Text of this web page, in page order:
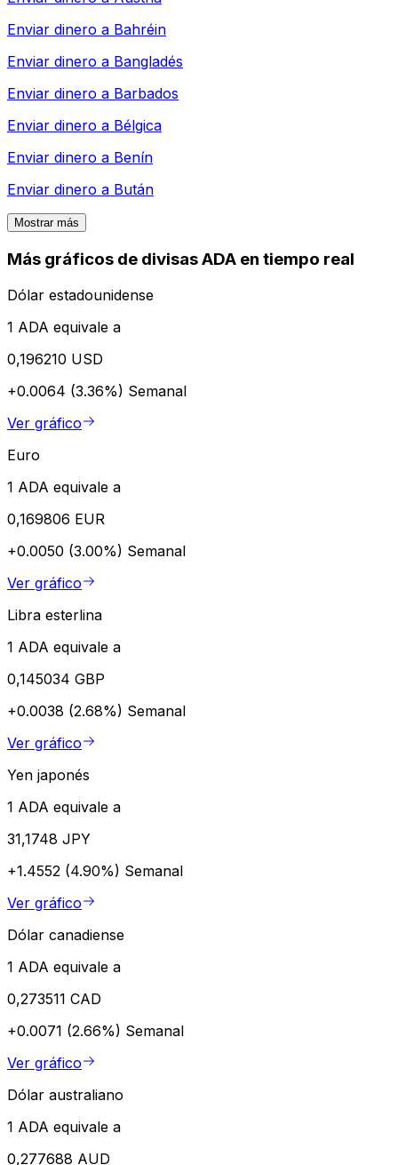
Enviar dinero a Bahréin
Enviar dinero a Bangladés
Enviar dinero a Barbados
Enviar dinero a Bélgica
Enviar dinero a Benín
Enviar dinero a Bután
Mostrar más
Más gráficos de divisas ADA en tiempo real
Dólar estadounidense
1 ADA equivale a
0,196210 USD
+0.0064 (3.36%) Semanal
Ver gráfico
Euro
1 ADA equivale a
0,169806 EUR
+0.0050 (3.00%) Semanal
Ver gráfico
Libra esterlina
1 ADA equivale a
0,145034 GBP
+0.0038 (2.68%) Semanal
Ver gráfico
Yen japonés
1 ADA equivale a
31,1748 JPY
+1.4552 (4.90%) Semanal
Ver gráfico
Dólar canadiense
1 ADA equivale a
0,273511 CAD
+0.0071 (2.66%) Semanal
Ver gráfico
Dólar australiano
1 ADA equivale a
0,277688 AUD